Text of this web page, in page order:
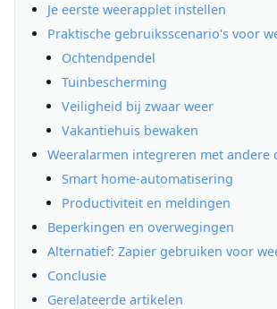
Je eerste weerapplet instellen
Praktische gebruiksscenario's voor
Ochtendpendel
Tuinbescherming
Veiligheid bij zwaar weer
Vakantiehuis bewaken
Weeralarmen integreren met andere
Smart home-automatisering
Productiviteit en meldingen
Beperkingen en overwegingen
Alternatief: Zapier gebruiken voor
Conclusie
Gerelateerde artikelen